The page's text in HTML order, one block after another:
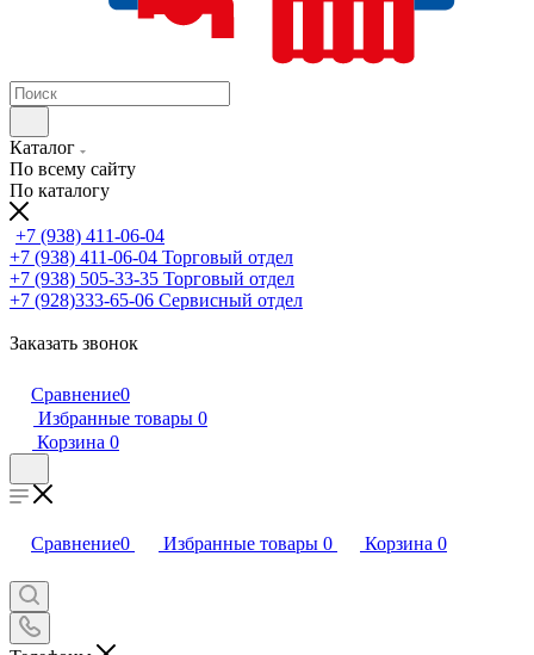
Каталог
По всему сайту
По каталогу
+7 (938) 411-06-04
+7 (938) 411-06-04 Торговый отдел
+7 (938) 505-33-35 Торговый отдел
+7 (928)333-65-06 Сервисный отдел
Заказать звонок
Сравнение0
Избранные товары 0
Корзина 0
Сравнение0 Избранные товары 0 Корзина 0